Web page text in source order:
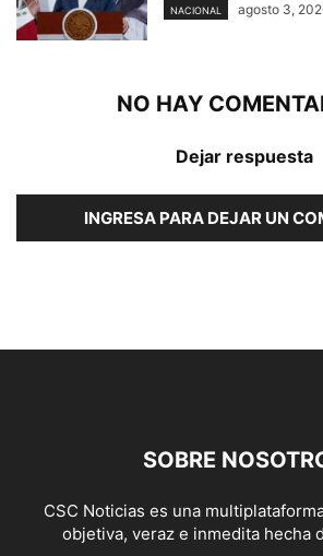
NACIONAL agosto 3,
NO HAY
Dejar respuesta
INGRESA PARA DEJAR UN
SOBRE
CSC Noticias es una
objetiva, veraz e inmedita hecha